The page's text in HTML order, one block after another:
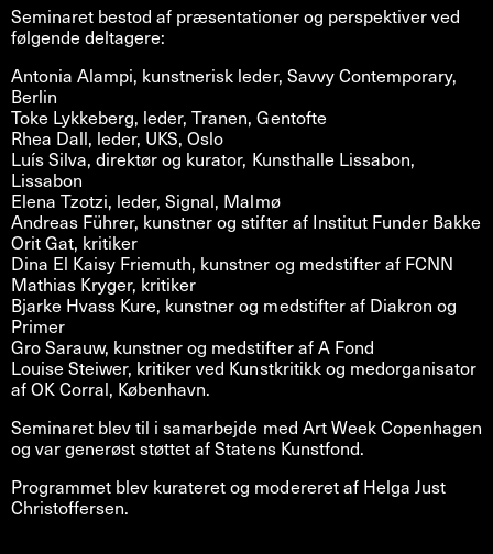
Seminaret bestod af præsentationer og perspektiver ved
følgende deltagere:
Antonia Alampi, kunstnerisk leder, Savvy Contemporary,
Berlin
Toke Lykkeberg, leder, Tranen, Gentofte
Rhea Dall, leder, UKS, Oslo
Luís Silva, direktør og kurator, Kunsthalle Lissabon,
Lissabon
Elena Tzotzi, leder, Signal, Malmø
Andreas Führer, kunstner og stifter af Institut Funder Bakke
Orit Gat, kritiker
Dina El Kaisy Friemuth, kunstner og medstifter af FCNN
Mathias Kryger, kritiker
Bjarke Hvass Kure, kunstner og medstifter af Diakron og
Primer
Gro Sarauw, kunstner og medstifter af A Fond
Louise Steiwer, kritiker ved Kunstkritikk og medorganisator
af OK Corral, København.
Seminaret blev til i samarbejde med Art Week Copenhagen
og var generøst støttet af Statens Kunstfond.
Programmet blev kurateret og modereret af Helga Just
Christoffersen.